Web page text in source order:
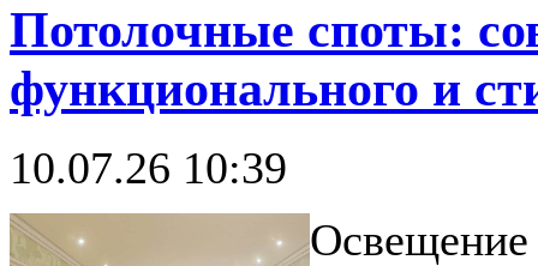
Потолочные споты:
функционального и
10.07.26 10:39
Освещение